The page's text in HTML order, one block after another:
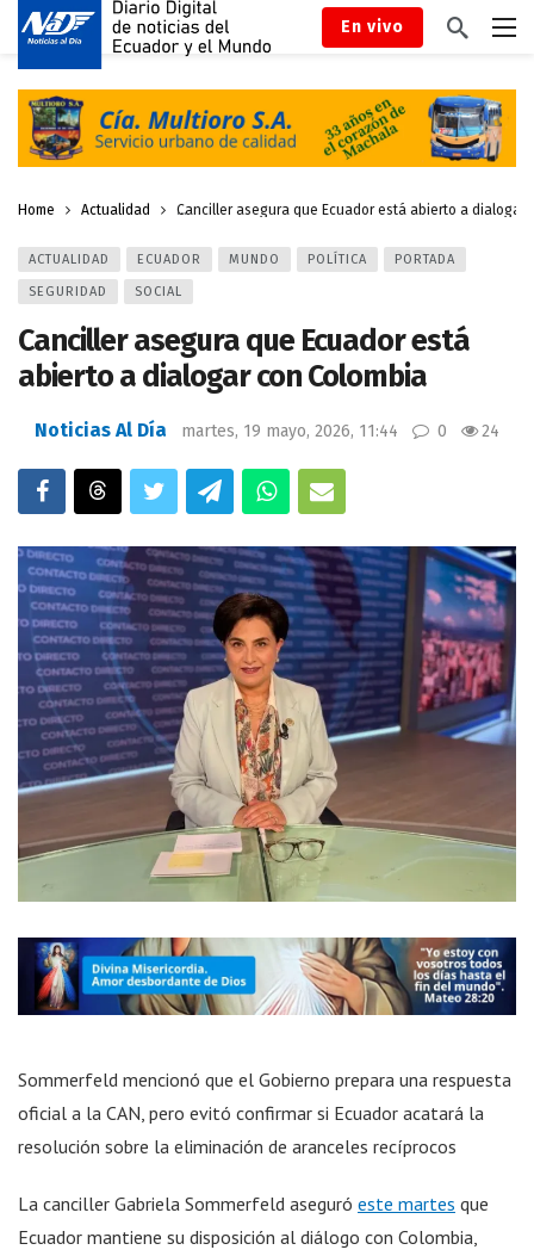
En vivo
Home Actualidad Canciller asegura que Ecuador está abierto a dialogar
ACTUALIDAD ECUADOR MUNDO POLÍTICA PORTADA
SEGURIDAD SOCIAL
Canciller asegura que Ecuador está
abierto a dialogar con Colombia
Noticias Al Día martes, 19 mayo, 2026, 11:44 0 24
Sommerfeld mencionó que el Gobierno prepara una respuesta
oficial a la CAN, pero evitó confirmar si Ecuador acatará la
resolución sobre la eliminación de aranceles recíprocos
La canciller Gabriela Sommerfeld aseguró este martes que
Ecuador mantiene su disposición al diálogo con Colombia,